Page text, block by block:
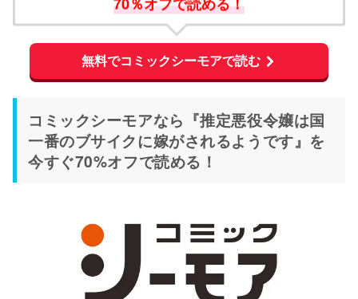
無料でコミックシーモアで読む
コミックシーモアなら『推定悪役令嬢は国
一番のブサイクに嫁がされるようです』を
今すぐ70%オフで読める！